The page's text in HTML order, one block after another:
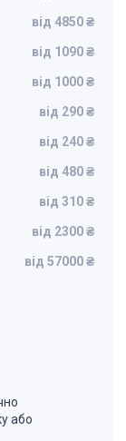
від 4850 ₴
від 1090 ₴
від 1000 ₴
від 290 ₴
від 240 ₴
від 480 ₴
від 310 ₴
від 2300 ₴
від 57000 ₴
або